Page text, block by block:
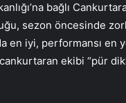
bağlı
sezon öncesinde
en iyi, performansı en
ekibi “pür